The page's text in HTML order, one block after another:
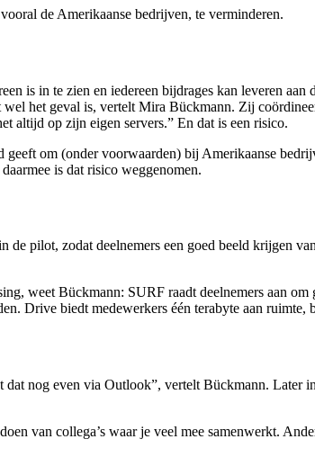
de Amerikaanse bedrijven, te verminderen.
is in te zien en iedereen bijdrages kan leveren
het geval is, vertelt Mira Bückmann. Zij
altijd op zijn eigen servers.” En dat is een risico.
om (onder voorwaarden) bij Amerikaanse
is dat risico weggenomen.
pilot, zodat deelnemers een goed beeld krijgen
weet Bückmann: SURF raadt deelnemers aan om
Drive biedt medewerkers één terabyte aan
nog even via Outlook”, vertelt Bückmann. Later
van collega’s waar je veel mee samenwerkt.